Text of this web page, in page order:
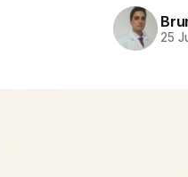
25